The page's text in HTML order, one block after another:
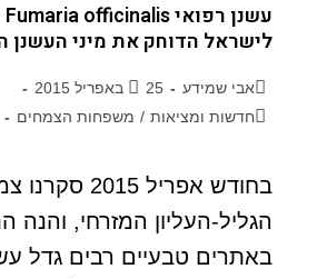
לישראל הדוחק את מיני העשנן
אבי שמידע
25 באפריל 2015
חדשות ומציאות / משפחות הצמחים
בחודש אפריל
הגליל-העליון המזרחי, והנה
באתרים טבעיים רבים גדל